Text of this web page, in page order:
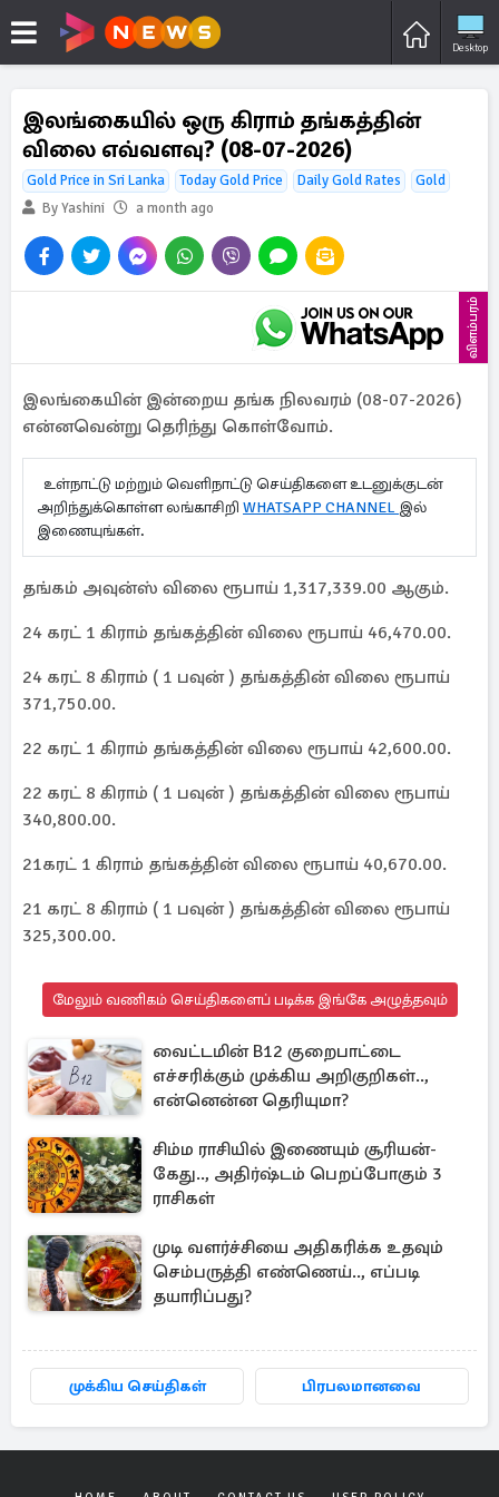
Desktop
இலங்கையில் ஒரு கிராம் தங்கத்தின்
விலை எவ்வளவு? (08-07-2026)
Gold Price in Sri Lanka Today Gold Price Daily Gold Rates
Gold
By Yashini
a month ago
விளம்பரம்
இலங்கையின் இன்றைய தங்க நிலவரம் (08-07-2026)
என்னவென்று தெரிந்து கொள்வோம்.
உள்நாட்டு மற்றும் வெளிநாட்டு செய்திகளை உடனுக்குடன்
அறிந்துக்கொள்ள லங்காசிறி WHATSAPP CHANNEL இல்
இணையுங்கள்.
தங்கம் அவுன்ஸ் விலை ரூபாய் 1,317,339.00 ஆகும்.
24 கரட் 1 கிராம் தங்கத்தின் விலை ரூபாய் 46,470.00.
24 கரட் 8 கிராம் ( 1 பவுன் ) தங்கத்தின் விலை ரூபாய்
371,750.00.
22 கரட் 1 கிராம் தங்கத்தின் விலை ரூபாய் 42,600.00.
22 கரட் 8 கிராம் ( 1 பவுன் ) தங்கத்தின் விலை ரூபாய்
340,800.00.
21கரட் 1 கிராம் தங்கத்தின் விலை ரூபாய் 40,670.00.
21 கரட் 8 கிராம் ( 1 பவுன் ) தங்கத்தின் விலை ரூபாய்
325,300.00.
மேலும் வணிகம் செய்திகளைப் படிக்க இங்கே அழுத்தவும்
வைட்டமின் B12 குறைபாட்டை
எச்சரிக்கும் முக்கிய அறிகுறிகள்..,
என்னென்ன தெரியுமா?
சிம்ம ராசியில் இணையும் சூரியன்-
கேது.., அதிர்ஷ்டம் பெறப்போகும் 3
ராசிகள்
முடி வளர்ச்சியை அதிகரிக்க உதவும்
செம்பருத்தி எண்ணெய்.., எப்படி
தயாரிப்பது?
முக்கிய செய்திகள் பிரபலமானவை